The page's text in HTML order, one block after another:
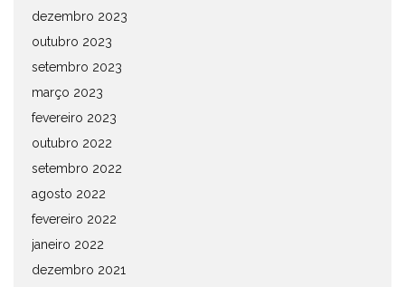
dezembro 2023
outubro 2023
setembro 2023
março 2023
fevereiro 2023
outubro 2022
setembro 2022
agosto 2022
fevereiro 2022
janeiro 2022
dezembro 2021